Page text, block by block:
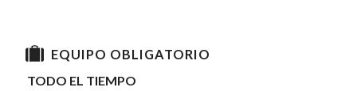
EQUIPO OBLIGATORIO
TODO EL TIEMPO